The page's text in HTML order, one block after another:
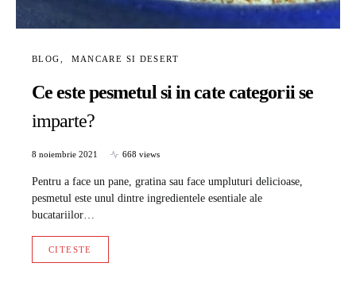
BLOG MANCARE SI DESERT
Ce este pesmetul si in cate categorii se
imparte?
8 noiembrie 2021 668 views
Pentru a face un pane, gratina sau face umpluturi delicioase,
pesmetul este unul dintre ingredientele esentiale ale
bucatariilor…
CITESTE